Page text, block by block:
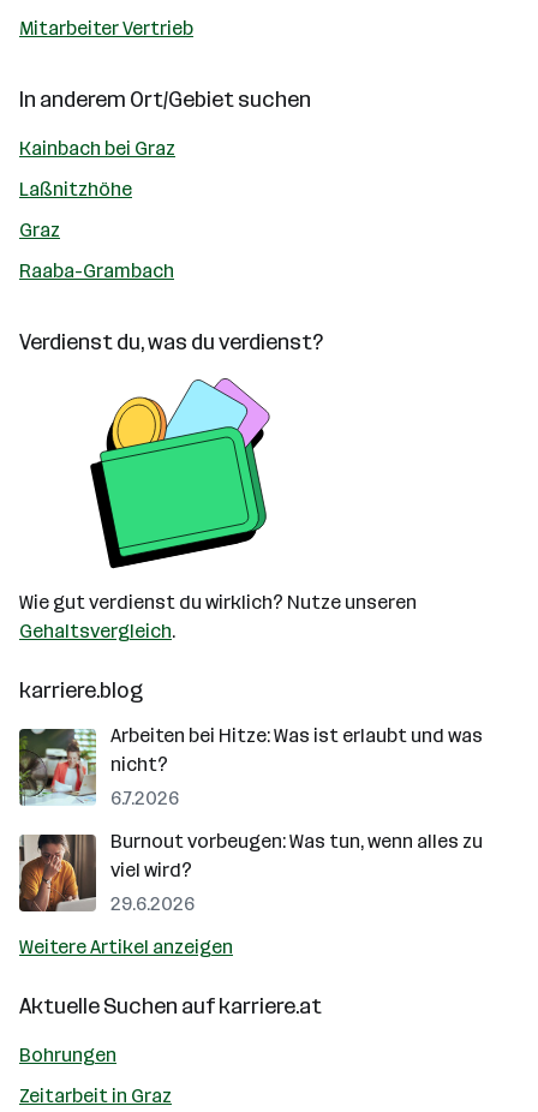
Mitarbeiter Vertrieb
In anderem Ort/Gebiet suchen
Kainbach bei Graz
Laßnitzhöhe
Graz
Raaba-Grambach
Verdienst du, was du verdienst?
Wie gut verdienst du wirklich? Nutze unseren
Gehaltsvergleich.
karriere.blog
Arbeiten bei Hitze: Was ist erlaubt und was
nicht?
6.7.2026
Burnout vorbeugen: Was tun, wenn alles zu
viel wird?
29.6.2026
Weitere Artikel anzeigen
Aktuelle Suchen aufkarriere.at
Bohrungen
Zeitarbeit in Graz